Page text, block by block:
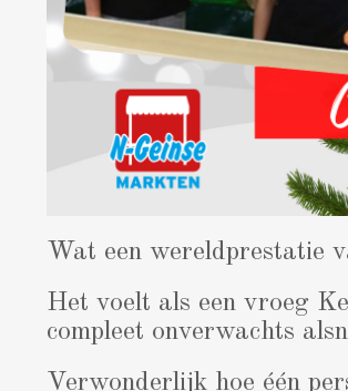
Wat een wereldprestatie
Het voelt als een vroeg
compleet onverwachts
Verwonderlijk hoe één